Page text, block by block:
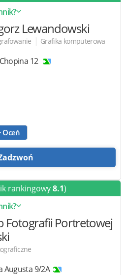
Lewandowski
| Grafika komputerowa
12
+ Oceń
rankingowy8.1)
Fotografii Portretowej
Augusta 9/2A